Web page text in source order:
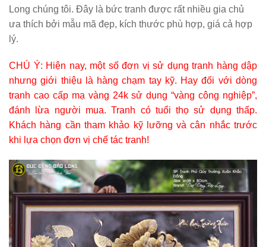
Long chúng tôi. Đây là bức tranh được rất nhiều gia chủ
ưa thích bởi mẫu mã đẹp, kích thước phù hợp, giá cả hợp
lý.
CHÚ Ý: Hiện nay, một số đơn vị sử dụng tranh hàng dập
nhưng giới thiệu là hàng chạm tay kỹ. Hay đối với dòng
tranh cao cấp mạ vàng 24k sử dụng “vàng công nghiệp”,
đánh lừa người mua. Tranh có tuổi thọ sử dụng thấp.
Khách hàng cần tham khảo kỹ lưỡng và cân nhắc trước
khi lựa chọn đơn vị chế tác tranh!